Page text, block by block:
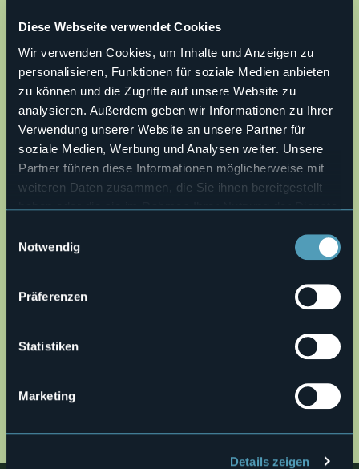
Diese Webseite verwendet Cookies
Wir verwenden Cookies, um Inhalte und Anzeigen zu
personalisieren, Funktionen für soziale Medien anbieten
zu können und die Zugriffe auf unsere Website zu
analysieren. Außerdem geben wir Informationen zu Ihrer
Verwendung unserer Website an unsere Partner für
soziale Medien, Werbung und Analysen weiter. Unsere
Partner führen diese Informationen möglicherweise mit
weiteren Daten zusammen, die Sie ihnen bereitgestellt
haben oder die sie im Rahmen Ihrer Nutzung der Dienste
Notwendig
Präferenzen
Statistiken
Marketing
Details zeigen
www.albergoedelweiss.com
AUTOR Alessandro Pirocchi
Schönes Wetter 25,3°
28862 - Crodo (VB)
Öffnen Sie die Karte
16_DECCIA gpx.gpx
MAP